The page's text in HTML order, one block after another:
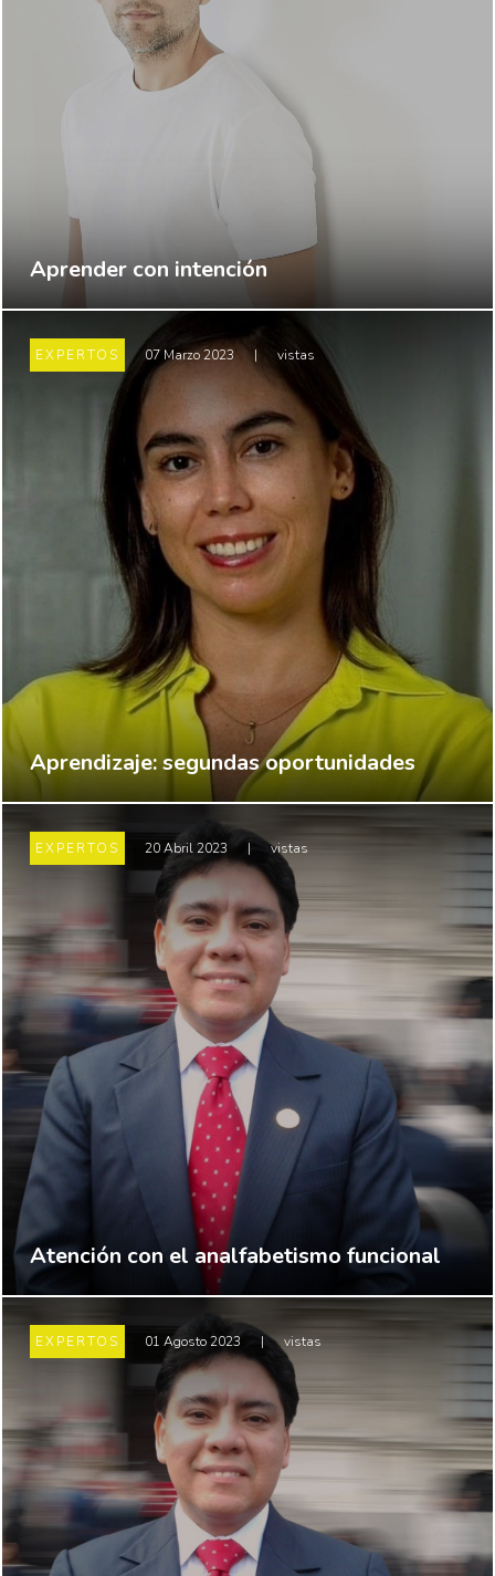
Aprender con intención
EXPERTOS 07 Marzo 2023 | vistas
Aprendizaje: segundas oportunidades
EXPERTOS 20 Abril 2023 | vistas
Atención con el analfabetismo funcional
EXPERTOS 01 Agosto 2023 | vistas